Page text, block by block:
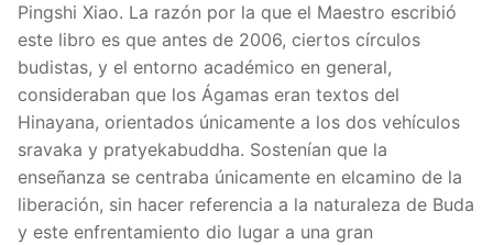
Pingshi Xiao. La razón por la que el Maestro escribió
este libro es que antes de 2006, ciertos círculos
budistas, y el entorno académico en general,
consideraban que los Ágamas eran textos del
Hinayana, orientados únicamente a los dos vehículos
sravaka y pratyekabuddha. Sostenían que la
enseñanza se centraba únicamente en elcamino de la
liberación, sin hacer referencia a la naturaleza de Buda
y este enfrentamiento dio lugar a una gran